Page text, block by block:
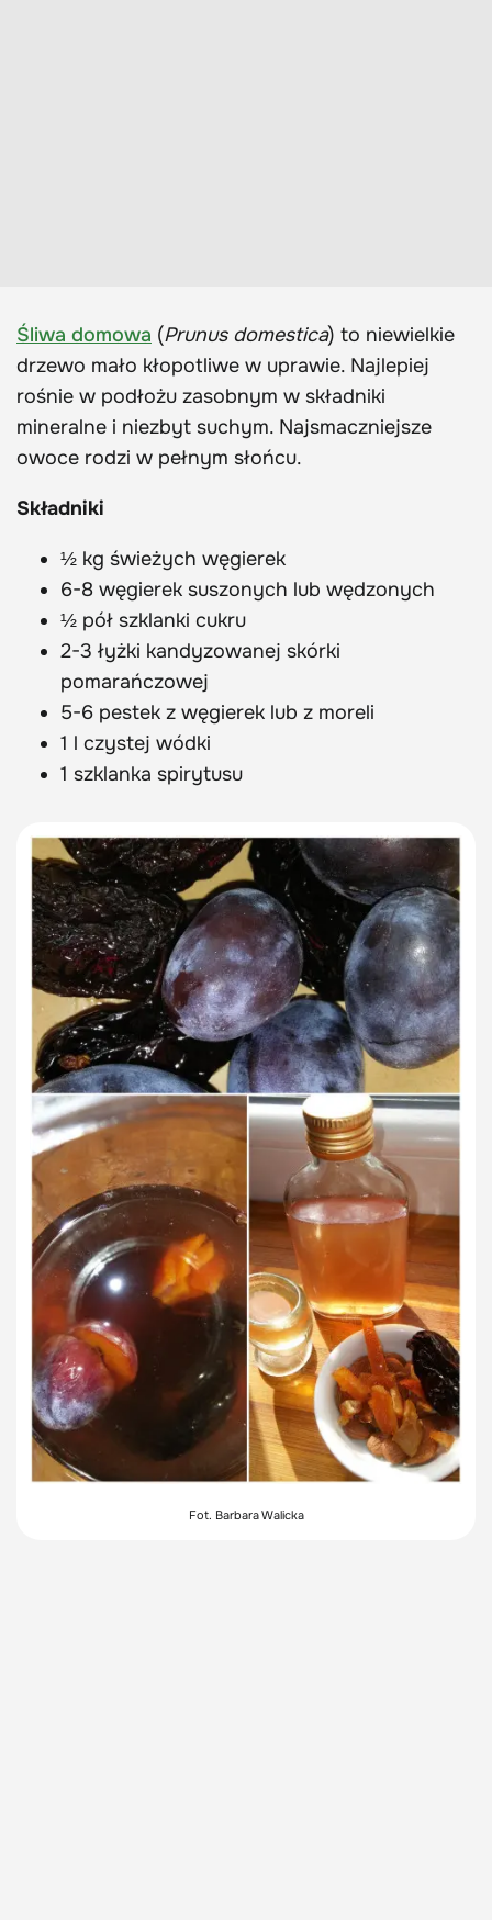
Śliwa domowa (Prunus domestica) to niewielkie
drzewo mało kłopotliwe w uprawie. Najlepiej
rośnie w podłożu zasobnym w składniki
mineralne i niezbyt suchym. Najsmaczniejsze
owoce rodzi w pełnym słońcu.
Składniki
½ kg świeżych węgierek
6-8 węgierek suszonych lub wędzonych
½ pół szklanki cukru
2-3 łyżki kandyzowanej skórki
pomarańczowej
5-6 pestek z węgierek lub z moreli
1 l czystej wódki
1 szklanka spirytusu
Fot. Barbara Walicka